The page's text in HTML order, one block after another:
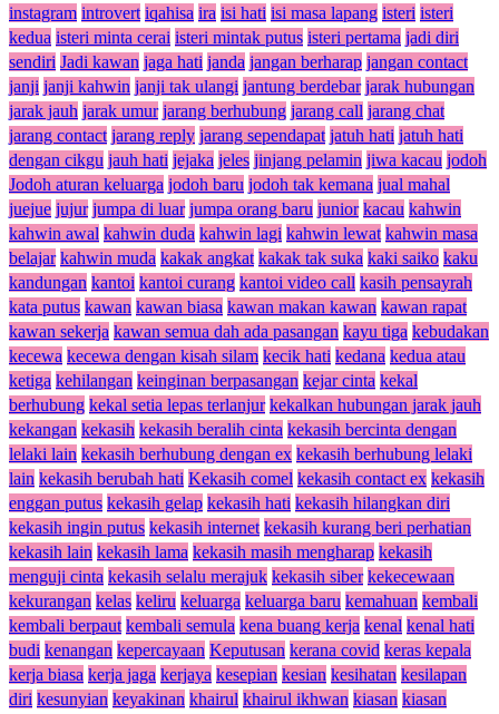
instagram introvert iqahisa ira isi hati isi masa lapang isteri isteri
kedua isteri minta cerai isteri mintak putus isteri pertama jadi diri
sendiri Jadi kawan jaga hati janda jangan berharap jangan contact
janji janji kahwin janji tak ulangi jantung berdebar jarak hubungan
jarak jauh jarak umur jarang berhubung jarang call jarang chat
jarang contact jarang reply jarang sependapat jatuh hati jatuh hati
dengan cikgu jauh hati jejaka jeles jinjang pelamin jiwa kacau jodoh
Jodoh aturan keluarga jodoh baru jodoh tak kemana jual mahal
juejue jujur jumpa di luar jumpa orang baru junior kacau kahwin
kahwin awal kahwin duda kahwin lagi kahwin lewat kahwin masa
belajar kahwin muda kakak angkat kakak tak suka kaki saiko kaku
kandungan kantoi kantoi curang kantoi video call kasih pensayrah
kata putus kawan kawan biasa kawan makan kawan kawan rapat
kawan sekerja kawan semua dah ada pasangan kayu tiga kebudakan
kecewa kecewa dengan kisah silam kecik hati kedana kedua atau
ketiga kehilangan keinginan berpasangan kejar cinta kekal
berhubung kekal setia lepas terlanjur kekalkan hubungan jarak jauh
kekangan kekasih kekasih beralih cinta kekasih bercinta dengan
lelaki lain kekasih berhubung dengan ex kekasih berhubung lelaki
lain kekasih berubah hati Kekasih comel kekasih contact ex kekasih
enggan putus kekasih gelap kekasih hati kekasih hilangkan diri
kekasih ingin putus kekasih internet kekasih kurang beri perhatian
kekasih lain kekasih lama kekasih masih mengharap kekasih
menguji cinta kekasih selalu merajuk kekasih siber kekecewaan
kekurangan kelas keliru keluarga keluarga baru kemahuan kembali
kembali berpaut kembali semula kena buang kerja kenal kenal hati
budi kenangan kepercayaan Keputusan kerana covid keras kepala
kerja biasa kerja jaga kerjaya kesepian kesian kesihatan kesilapan
diri kesunyian keyakinan khairul khairul ikhwan kiasan kiasan